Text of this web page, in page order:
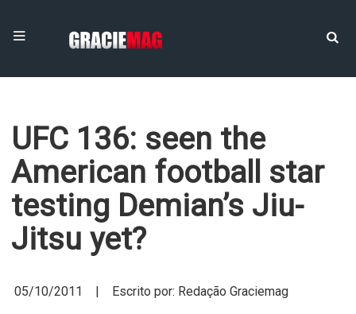
UFC 136: seen the
American football star
testing Demian’s Jiu-
Jitsu yet?
05/10/2011 | Escrito por: Redação Graciemag